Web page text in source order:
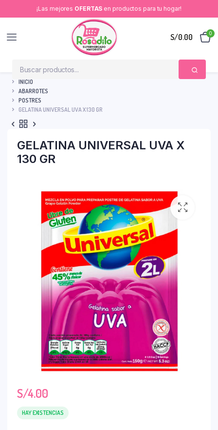
¡Las mejores OFERTAS en productos para tu hogar!
S/0.00 0
INICIO
ABARROTES
POSTRES
GELATINA UNIVERSAL UVA X 130 GR
GELATINA UNIVERSAL UVA X
130 GR
S/4.00
HAY EXISTENCIAS